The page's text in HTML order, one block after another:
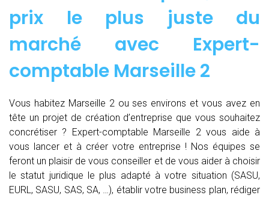
prix le plus juste du
marché avec Expert-
comptable Marseille 2
Vous habitez Marseille 2 ou ses environs et vous avez en
tête un projet de création d’entreprise que vous souhaitez
concrétiser ? Expert-comptable Marseille 2 vous aide à
vous lancer et à créer votre entreprise ! Nos équipes se
feront un plaisir de vous conseiller et de vous aider à choisir
le statut juridique le plus adapté à votre situation (SASU,
EURL, SASU, SAS, SA, …), établir votre business plan, rédiger